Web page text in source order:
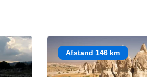
Afstand 146 km